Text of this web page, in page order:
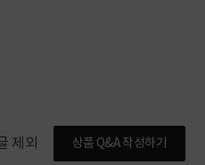
제외 상품 Q&A 작성하기